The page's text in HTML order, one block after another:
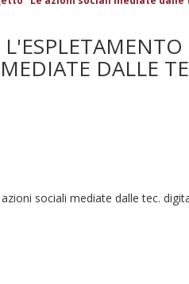
DALLE
sociali mediate dalle tec.